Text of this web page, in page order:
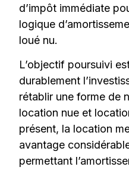
d’impôt immédiate
logique
loué nu.
L’objectif poursuivi
durablement
rétablir une forme de
location nue et
présent, la location
avantage
permettant